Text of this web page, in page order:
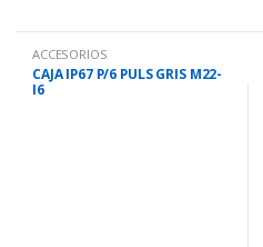
ACCESORIOS
CAJA IP67 P/6 PULS GRIS M22-
I6